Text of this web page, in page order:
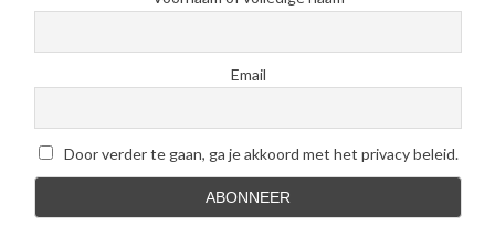
Email
Door verder te gaan, ga je akkoord met het privacy beleid.